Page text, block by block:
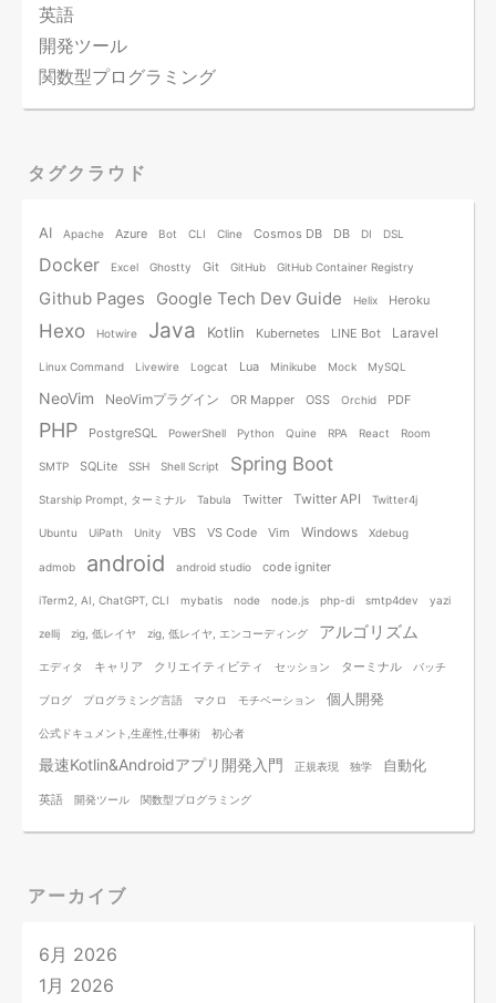
英語
開発ツール
関数型プログラミング
タグクラウド
AI Apache Azure Bot CLI Cline Cosmos DB DB DI DSL
Docker Excel Ghostty Git GitHub GitHub Container Registry
Github Pages Google Tech Dev Guide Helix Heroku
Hexo Hotwire Java Kotlin Kubernetes LINE Bot Laravel
Linux Command Livewire Logcat Lua Minikube Mock MySQL
NeoVim NeoVimプラグイン OR Mapper OSS Orchid PDF
PHP PostgreSQL PowerShell Python Quine RPA React Room
SMTP SQLite SSH Shell Script Spring Boot
Starship Prompt, ターミナル Tabula Twitter Twitter API Twitter4j
Ubuntu UiPath Unity VBS VS Code Vim Windows Xdebug
admob android android studio code igniter
iTerm2, AI, ChatGPT, CLI mybatis node node.js php-di smtp4dev yazi
zellij zig, 低レイヤ zig, 低レイヤ, エンコーディング アルゴリズム
エディタ キャリア クリエイティビティ セッション ターミナル バッチ
ブログ プログラミング言語 マクロ モチベーション 個人開発
公式ドキュメント,生産性,仕事術 初心者
最速Kotlin&Androidアプリ開発入門 正規表現 独学 自動化
英語 開発ツール 関数型プログラミング
アーカイブ
6月 2026
1月 2026